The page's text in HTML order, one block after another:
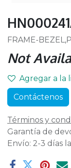
FRAME-
Not
Agregar a la
Contáctenos
Términos y
Garantía de
Envío: 2-3 días